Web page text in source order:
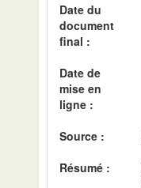
Date du
document
final :
Date de
mise en
ligne :
Source :
Résumé :